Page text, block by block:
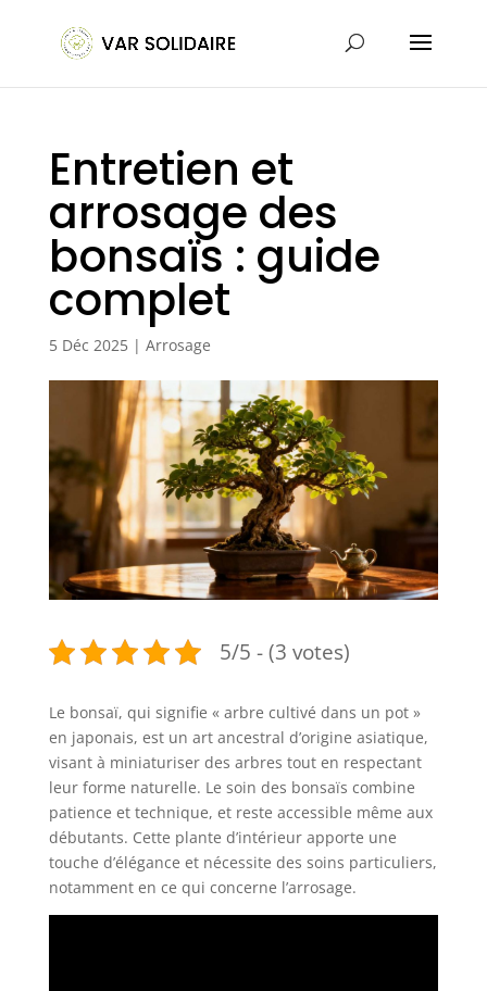
Entretien et
arrosage des
bonsaïs : guide
complet
5 Déc 2025| Arrosage
5/5 - (3 votes)
Le bonsaï, qui signifie « arbre cultivé dans un pot »
en japonais, est un art ancestral d’origine asiatique,
visant à miniaturiser des arbres tout en respectant
leur forme naturelle. Le soin des bonsaïs combine
patience et technique, et reste accessible même aux
débutants. Cette plante d’intérieur apporte une
touche d’élégance et nécessite des soins particuliers,
notamment en ce qui concerne l’arrosage.